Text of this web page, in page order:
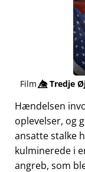
Film👁️⃤Tredje
Hændelsen
oplevelser, og
ansatte stalke
kulminerede i
angreb, som